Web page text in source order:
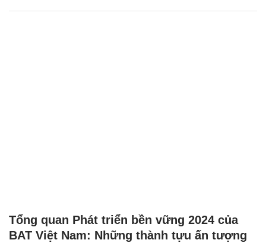
Tổng quan Phát triển bền vững 2024 của
BAT Việt Nam: Những thành tựu ấn tượng